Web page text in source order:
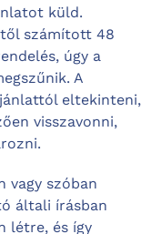
küld.
számított 48
úgy a
A
eltekinteni,
visszavonni,
vagy szóban
általi írásban
létre, és így